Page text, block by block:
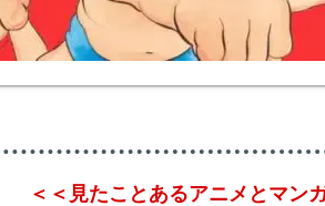
＜＜見たことあるアニメとマン